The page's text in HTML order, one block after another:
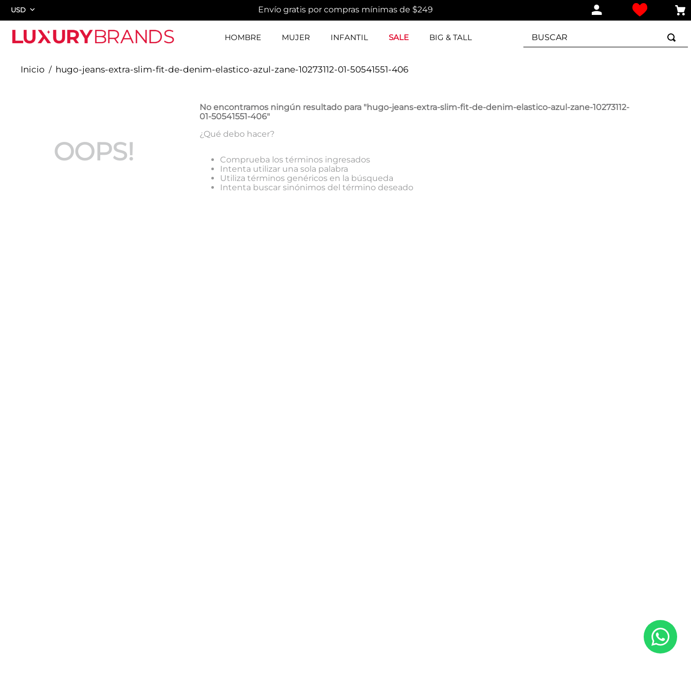
Envío gratis por compras mínimas de $249
USD
HOMBRE MUJER INFANTIL SALE BIG & TALL
BUSCAR
hugo-jeans-extra-slim-fit-de-denim-elastico-azul-zane-10273112-01-50541551-406
OOPS!
No encontramos ningún resultado para "hugo-jeans-extra-slim-fit-de-denim-elastico-azul-zane-10273112-
01-50541551-406"
¿Qué debo hacer?
Comprueba los términos ingresados
Intenta utilizar una sola palabra
Utiliza términos genéricos en la búsqueda
Intenta buscar sinónimos del término deseado